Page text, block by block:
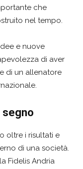
che
nel tempo.
e nuove
di aver
di un allenatore
segno
oltre i risultati e
di una società.
Fidelis Andria